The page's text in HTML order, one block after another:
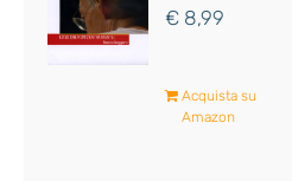
€ 8,99
Acquista su
Amazon